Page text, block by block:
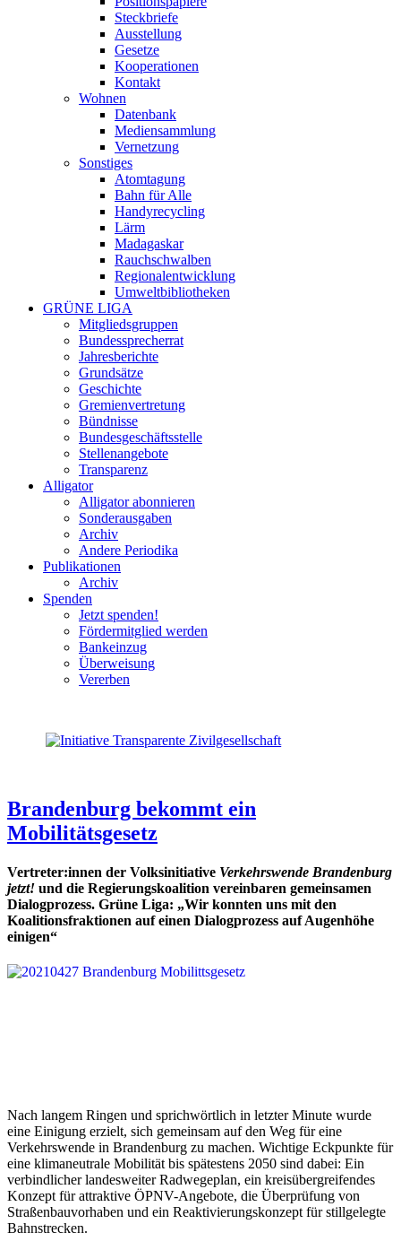
Steckbriefe
Ausstellung
Gesetze
Kooperationen
Kontakt
Wohnen
Datenbank
Mediensammlung
Vernetzung
Sonstiges
Atomtagung
Bahn für Alle
Handyrecycling
Lärm
Madagaskar
Rauchschwalben
Regionalentwicklung
Umweltbibliotheken
GRÜNE LIGA
Mitgliedsgruppen
Bundessprecherrat
Jahresberichte
Grundsätze
Geschichte
Gremienvertretung
Bündnisse
Bundesgeschäftsstelle
Stellenangebote
Transparenz
Alligator
Alligator abonnieren
Sonderausgaben
Archiv
Andere Periodika
Publikationen
Archiv
Spenden
Jetzt spenden!
Fördermitglied werden
Bankeinzug
Überweisung
Vererben
Brandenburg bekommt ein
Mobilitätsgesetz
Vertreter:innen der Volksinitiative Verkehrswende Brandenburg
jetzt! und die Regierungskoalition vereinbaren gemeinsamen
Dialogprozess. Grüne Liga: „Wir konnten uns mit den
Koalitionsfraktionen auf einen Dialogprozess auf Augenhöhe
einigen“
Nach langem Ringen und sprichwörtlich in letzter Minute wurde
eine Einigung erzielt, sich gemeinsam auf den Weg für eine
Verkehrswende in Brandenburg zu machen. Wichtige Eckpunkte für
eine klimaneutrale Mobilität bis spätestens 2050 sind dabei: Ein
verbindlicher landesweiter Radwegeplan, ein kreisübergreifendes
Konzept für attraktive ÖPNV-Angebote, die Überprüfung von
Straßenbauvorhaben und ein Reaktivierungskonzept für stillgelegte
Bahnstrecken.